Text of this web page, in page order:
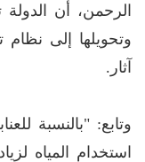
وتحويلها إلى
آثار.
وتابع: "بالنسبة
استخدام المياه